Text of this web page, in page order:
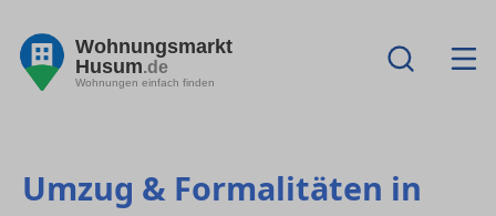
Wohnungsmarkt
Husum.de
Wohnungen einfach finden
Umzug & Formalitäten in